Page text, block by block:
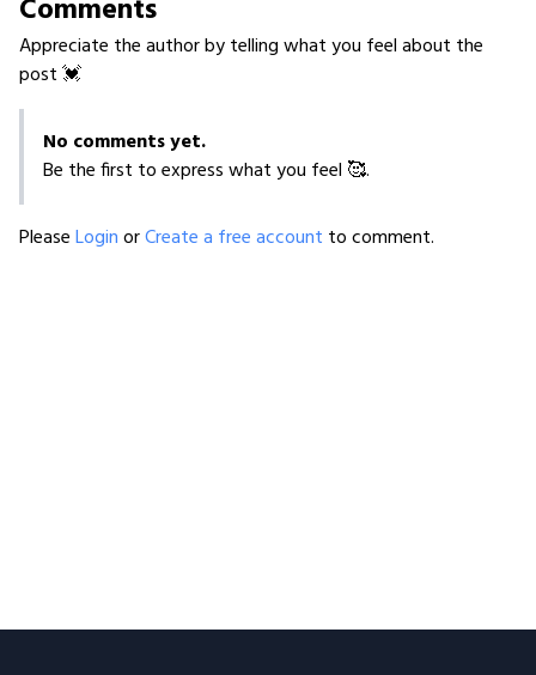
Comments
Appreciate the author by telling what you feel about the
post 💓
No comments yet.
Be the first to express what you feel 🥰.
PleaseLoginorCreate a free account to comment.